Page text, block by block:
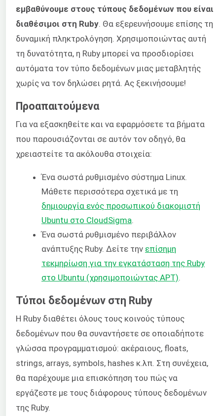
εμβαθύνουμε στους τύπους δεδομένων που είναι
διαθέσιμοι στη Ruby. Θα εξερευνήσουμε επίσης τη
δυναμική πληκτρολόγηση. Χρησιμοποιώντας αυτή
τη δυνατότητα, η Ruby μπορεί να προσδιορίσει
αυτόματα τον τύπο δεδομένων μιας μεταβλητής
χωρίς να τον δηλώσει ρητά. Ας ξεκινήσουμε!
Προαπαιτούμενα
Για να εξασκηθείτε και να εφαρμόσετε τα βήματα
που παρουσιάζονται σε αυτόν τον οδηγό, θα
χρειαστείτε τα ακόλουθα στοιχεία:
Ένα σωστά ρυθμισμένο σύστημα Linux.
Μάθετε περισσότερα σχετικά με τη
δημιουργία ενός προσωπικού διακομιστή
Ubuntu στο CloudSigma.
Ένα σωστά ρυθμισμένο περιβάλλον
ανάπτυξης Ruby. Δείτε την επίσημη
τεκμηρίωση για την εγκατάσταση της Ruby
στο Ubuntu (χρησιμοποιώντας APT).
Τύποι δεδομένων στη Ruby
Η Ruby διαθέτει όλους τους κοινούς τύπους
δεδομένων που θα συναντήσετε σε οποιαδήποτε
γλώσσα προγραμματισμού: ακέραιους, floats,
strings, arrays, symbols, hashes κ.λπ. Στη συνέχεια,
θα παρέχουμε μια επισκόπηση του πώς να
εργάζεστε με τους διάφορους τύπους δεδομένων
της Ruby.